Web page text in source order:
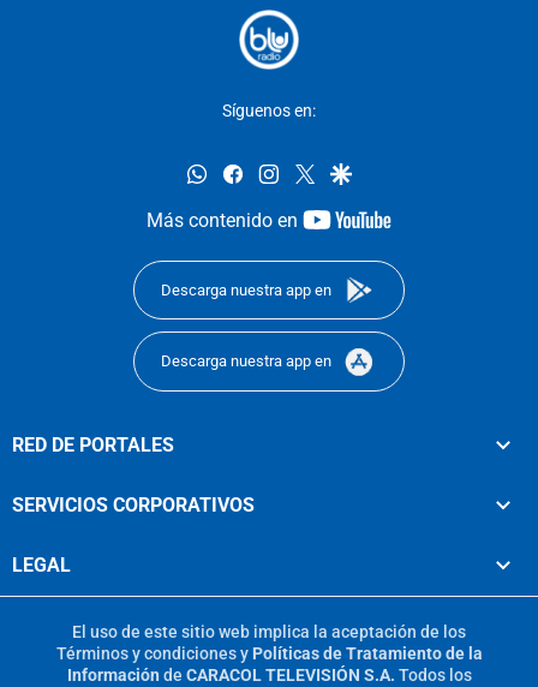
Síguenos en:
whatsappfacebookinstagram
twittergoogle
Más contenido en
youtube-
Descarga nuestra app en
Descarga nuestra app en
RED DE PORTALES
SERVICIOS CORPORATIVOS
LEGAL
El uso de este sitio web implica la aceptación de los
Términos y condicionesy Políticas de Tratamiento de la
Información de CARACOL TELEVISIÓN S.A. Todos los